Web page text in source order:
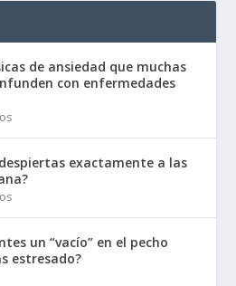
de ansiedad que muchas
con enfermedades
exactamente a las
un “vacío” en el pecho
estresado?